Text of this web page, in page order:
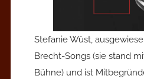
Stefanie Wüst,
Brecht-Songs (sie stand
Bühne) und ist